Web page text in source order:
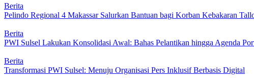
Berita
Pelindo Regional 4 Makassar Salurkan Bantuan bagi Korban Kebakaran
Berita
PWI Sulsel Lakukan Konsolidasi Awal: Bahas Pelantikan hingga Agenda
Berita
Transformasi PWI Sulsel: Menuju Organisasi Pers Inklusif Berbasis Digital